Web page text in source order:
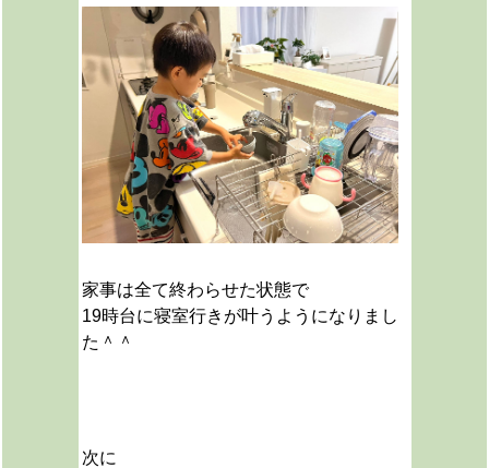
家事は全て終わらせた状態で
19時台に寝室行きが叶うようになりまし
た＾＾
次に